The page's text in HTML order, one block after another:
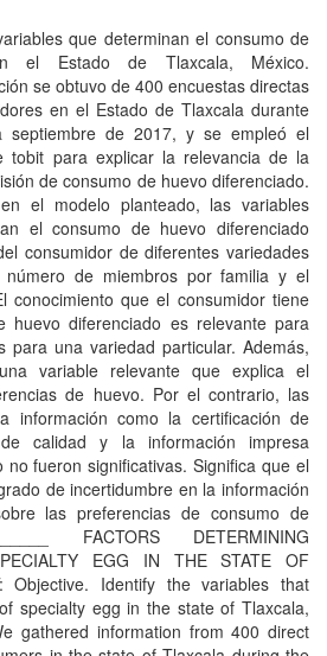
que determinan el consumo de
el Estado de Tlaxcala, México.
se obtuvo de 400 encuestas directas
en el Estado de Tlaxcala durante
septiembre de 2017, y se empleó el
tobit para explicar la relevancia de la
de consumo de huevo diferenciado.
el modelo planteado, las variables
el consumo de huevo diferenciado
consumidor de diferentes variedades
de miembros por familia y el
conocimiento que el consumidor tiene
huevo diferenciado es relevante para
para una variedad particular. Además,
variable relevante que explica el
de huevo. Por el contrario, las
información como la certificación de
calidad y la información impresa
fueron significativas. Significa que el
de incertidumbre en la información
las preferencias de consumo de
FACTORS DETERMINING
EGG IN THE STATE OF
Objective. Identify the variables that
specialty egg in the state of Tlaxcala,
gathered information from 400 direct